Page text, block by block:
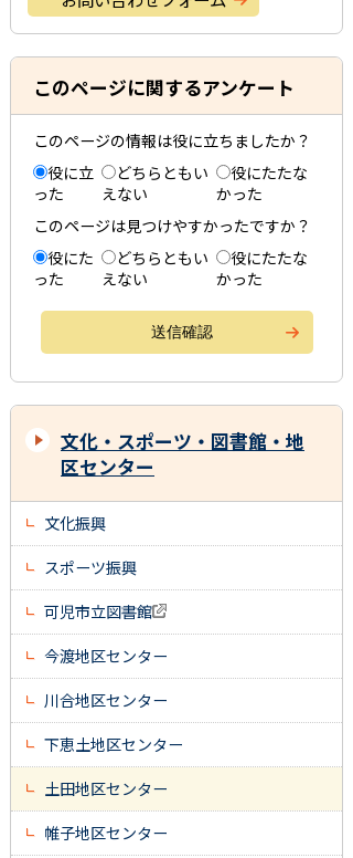
このページに関するアンケート
このページの情報は役に立ちましたか？
役に立
った
どちらともい
えない
役にたたな
かった
このページは見つけやすかったですか？
役にた
った
どちらともい
えない
役にたたな
かった
文化・スポーツ・図書館・地
区センター
文化振興
スポーツ振興
可児市立図書館
今渡地区センター
川合地区センター
下恵土地区センター
土田地区センター
帷子地区センター